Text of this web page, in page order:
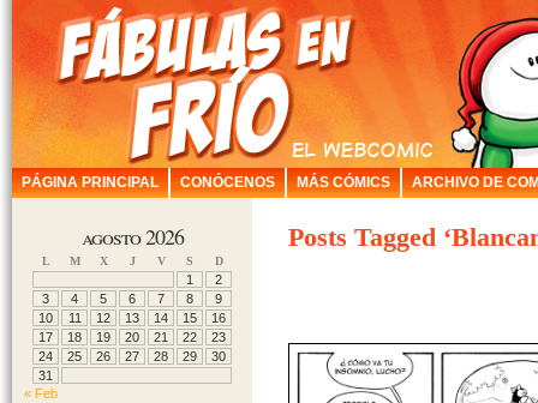
PÁGINA PRINCIPAL CONÓCENOS MÁS CÓMICS ARCHIVO DE
agosto 2026
L M X J V S D
1
2
3
4 5 6 7 8
9
10
11 12 13 14 15
16
17
18 19 20 21 22
23
24
25 26 27 28 29
30
31
« Feb
Posts Tagged